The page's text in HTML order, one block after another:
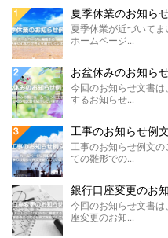
する
介で
ホー
知ら
の低
今回
夏季休業のお知ら
夏季休業が近づいて
ホームページ...
お盆休みのお知ら
今回のお知らせ文書
するお知らせ...
工事のお知らせ例文
工事のお知らせ例文
ての雛形での...
銀行口座変更のお
今回のお知らせ文書は
座変更のお知...